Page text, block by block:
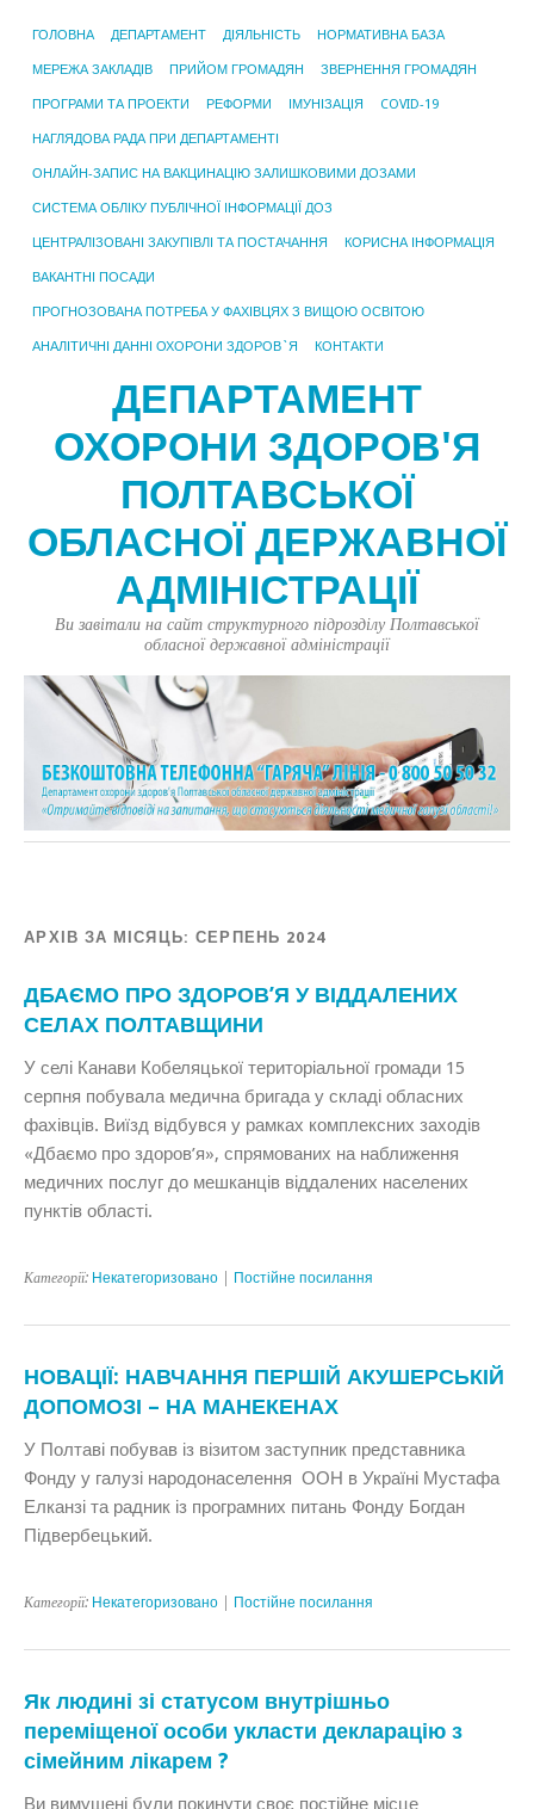
ГОЛОВНА ДЕПАРТАМЕНТ ДІЯЛЬНІСТЬ НОРМАТИВНА БАЗА
МЕРЕЖА ЗАКЛАДІВ ПРИЙОМ ГРОМАДЯН ЗВЕРНЕННЯ ГРОМАДЯН
ПРОГРАМИ ТА ПРОЕКТИ РЕФОРМИ ІМУНІЗАЦІЯ COVID-19
НАГЛЯДОВА РАДА ПРИ ДЕПАРТАМЕНТІ
ОНЛАЙН-ЗАПИС НА ВАКЦИНАЦІЮ ЗАЛИШКОВИМИ ДОЗАМИ
СИСТЕМА ОБЛІКУ ПУБЛІЧНОЇ ІНФОРМАЦІЇ ДОЗ
ЦЕНТРАЛІЗОВАНІ ЗАКУПІВЛІ ТА ПОСТАЧАННЯ КОРИСНА ІНФОРМАЦІЯ
ВАКАНТНІ ПОСАДИ
ПРОГНОЗОВАНА ПОТРЕБА У ФАХІВЦЯХ З ВИЩОЮ ОСВІТОЮ
АНАЛІТИЧНІ ДАННІ ОХОРОНИ ЗДОРОВ`Я КОНТАКТИ
ДЕПАРТАМЕНТ
ОХОРОНИ ЗДОРОВ'Я
ПОЛТАВСЬКОЇ
ОБЛАСНОЇ ДЕРЖАВНОЇ
АДМІНІСТРАЦІЇ
Ви завітали на сайт структурного підрозділу Полтавської
обласної державної адміністрації
АРХІВ ЗА МІСЯЦЬ: СЕРПЕНЬ 2024
ДБАЄМО ПРО ЗДОРОВ’Я У ВІДДАЛЕНИХ
СЕЛАХ ПОЛТАВЩИНИ
У селі Канави Кобеляцької територіальної громади 15
серпня побувала медична бригада у складі обласних
фахівців. Виїзд відбувся у рамках комплексних заходів
«Дбаємо про здоров’я», спрямованих на наближення
медичних послуг до мешканців віддалених населених
пунктів області.
Категорії: Некатегоризовано Постійне посилання
НОВАЦІЇ: НАВЧАННЯ ПЕРШІЙ АКУШЕРСЬКІЙ
ДОПОМОЗІ – НА МАНЕКЕНАХ
У Полтаві побував із візитом заступник представника
Фонду у галузі народонаселення ООН в Україні Мустафа
Елканзі та радник із програмних питань Фонду Богдан
Підвербецький.
Категорії: Некатегоризовано Постійне посилання
Як людині зі статусом внутрішньо
переміщеної особи укласти декларацію з
сімейним лікарем ?
Ви вимушені були покинути своє постійне місце